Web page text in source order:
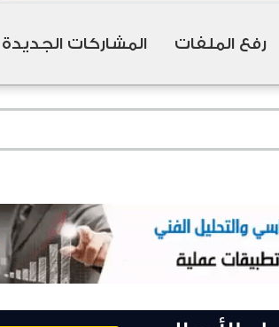
رفع الملفات المشاركات الجديدة